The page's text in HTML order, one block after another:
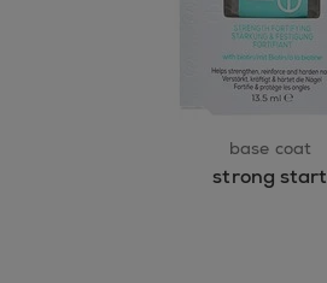
base coat
strong start